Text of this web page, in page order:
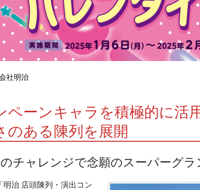
社明治
ペーンキャラを積極的に活
のある陳列を展開
チャレンジで念願のスーパーグラ
明治 店頭陳列・演出コン